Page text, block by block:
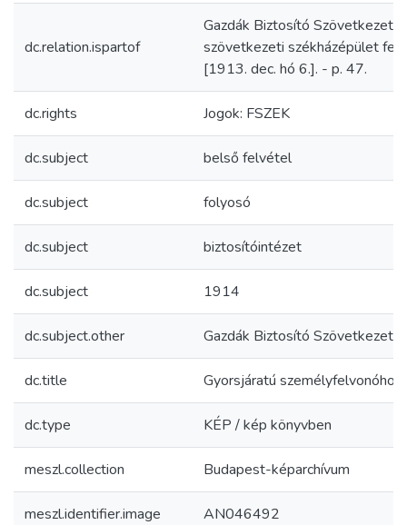
dc.relation.ispartof
Gazdák Biztosító Szövetkezete
szövetkezeti székházépület
[1913. dec. hó 6.]. - p. 47.
dc.rights Jogok: FSZEK
dc.subject belső felvétel
dc.subject folyosó
dc.subject biztosítóintézet
dc.subject 1914
dc.subject.other Gazdák Biztosító Szövetkezete
dc.title Gyorsjáratú
dc.type KÉP / kép könyvben
meszl.collection Budapest-képarchívum
meszl.identifier.image AN046492